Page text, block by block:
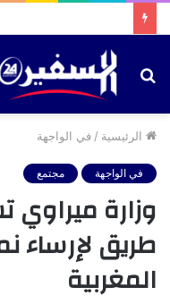
بحث
الرئيسية / في الواجهة
في الواجهة مجتمع
وزارة ميراوي
طريق لإرساء
المغربية